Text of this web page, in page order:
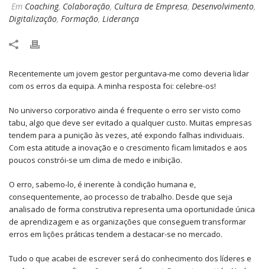
Em Coaching, Colaboração, Cultura de Empresa, Desenvolvimento,
Digitalização, Formação, Liderança
Recentemente um jovem gestor perguntava-me como deveria lidar
com os erros da equipa. A minha resposta foi: celebre-os!
No universo corporativo ainda é frequente o erro ser visto como
tabu, algo que deve ser evitado a qualquer custo. Muitas empresas
tendem para a punição às vezes, até expondo falhas individuais.
Com esta atitude a inovação e o crescimento ficam limitados e aos
poucos constrói-se um clima de medo e inibição.
O erro, sabemo-lo, é inerente à condição humana e,
consequentemente, ao processo de trabalho. Desde que seja
analisado de forma construtiva representa uma oportunidade única
de aprendizagem e as organizações que conseguem transformar
erros em lições práticas tendem a destacar-se no mercado.
Tudo o que acabei de escrever será do conhecimento dos líderes e